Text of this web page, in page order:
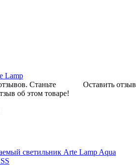
Lamp
Оставить отзыв
Станьте
об этом товаре!